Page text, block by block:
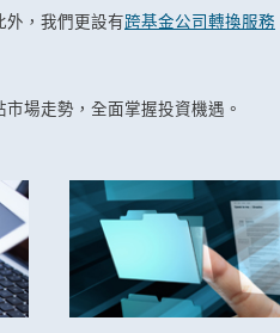
外，我們更設有跨基金公司轉換服務
場走勢，全面掌握投資機遇。